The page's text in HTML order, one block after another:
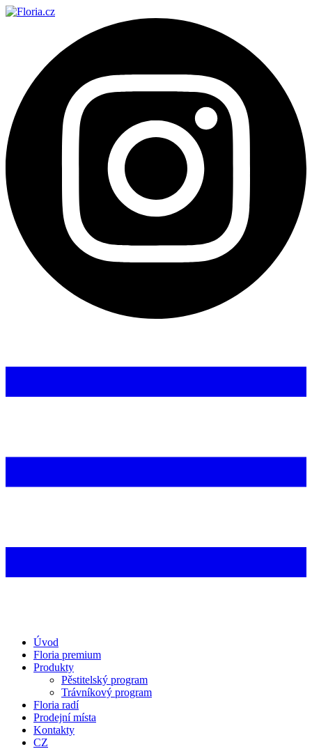
Úvod
Floria premium
Produkty
Pěstitelský program
Trávníkový program
Floria radí
Prodejní místa
Kontakty
CZ